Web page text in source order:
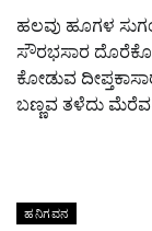
ಹಲವು ಹೂಗಳ
ಸೌರಭಸಾರ
ಕೋಡುವ
ಬಣ್ಣವ ತಳೆದು
ಹನಿಗವನ